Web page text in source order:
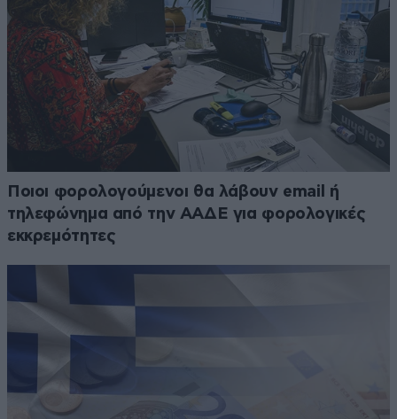
Ποιοι φορολογούμενοι θα λάβουν email ή
τηλεφώνημα από την ΑΑΔΕ για φορολογικές
εκκρεμότητες